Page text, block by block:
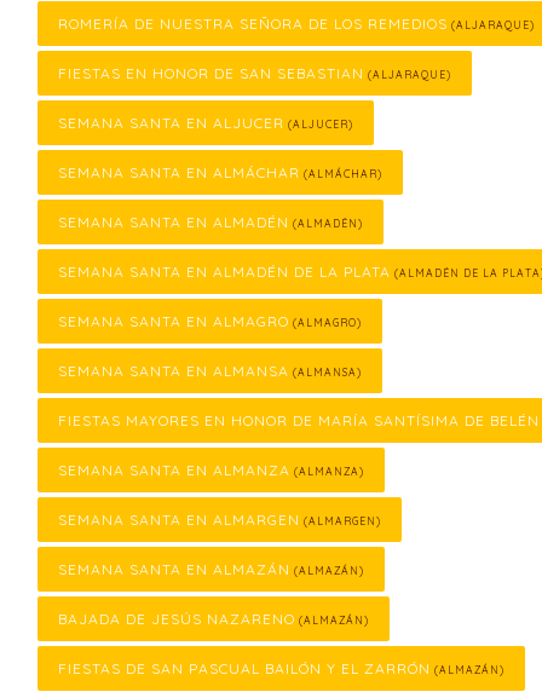
ROMERÍA DE NUESTRA SEÑORA DE LOS REMEDIOS (ALJARAQUE)
FIESTAS EN HONOR DE SAN SEBASTIAN (ALJARAQUE)
SEMANA SANTA EN ALJUCER (ALJUCER)
SEMANA SANTA EN ALMÁCHAR (ALMÁCHAR)
SEMANA SANTA EN ALMADÉN (ALMADÉN)
SEMANA SANTA EN ALMADÉN DE LA PLATA (ALMADÉN DE LA
SEMANA SANTA EN ALMAGRO (ALMAGRO)
SEMANA SANTA EN ALMANSA (ALMANSA)
FIESTAS MAYORES EN HONOR DE MARÍA SANTÍSIMA DE BELÉN
SEMANA SANTA EN ALMANZA (ALMANZA)
SEMANA SANTA EN ALMARGEN (ALMARGEN)
SEMANA SANTA EN ALMAZÁN (ALMAZÁN)
BAJADA DE JESÚS NAZARENO (ALMAZÁN)
FIESTAS DE SAN PASCUAL BAILÓN Y EL ZARRÓN (ALMAZÁN)